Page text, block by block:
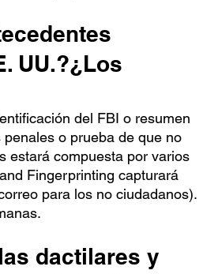
UU.?¿Los
del FBI o resumen
o prueba de que no
estará compuesta por varios
Fingerprinting capturará
para los no ciudadanos).
dactilares y